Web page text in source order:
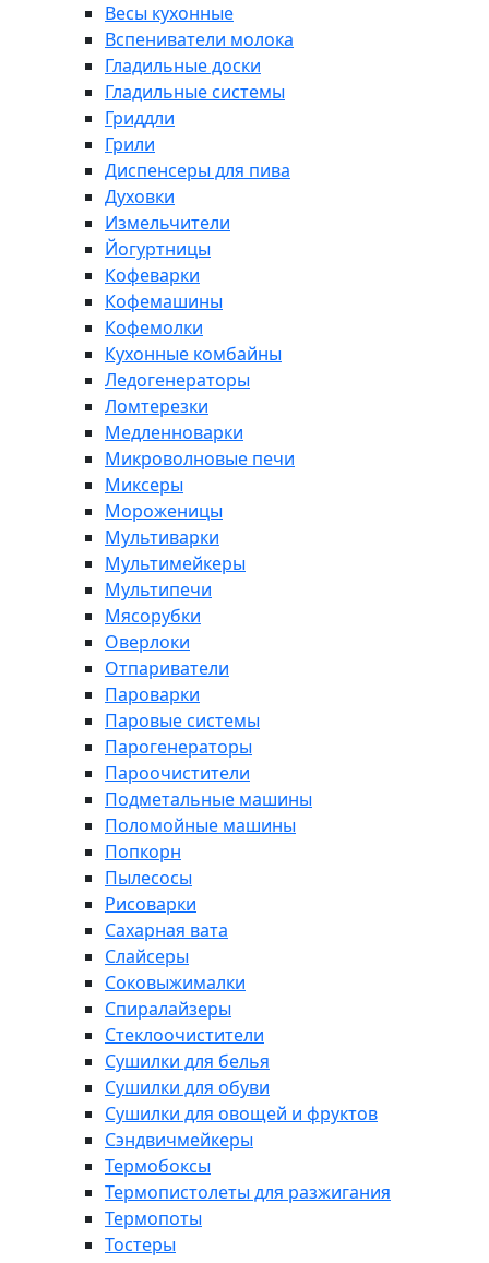
Весы кухонные
Вспениватели молока
Гладильные доски
Гладильные системы
Гриддли
Грили
Диспенсеры для пива
Духовки
Измельчители
Йогуртницы
Кофеварки
Кофемашины
Кофемолки
Кухонные комбайны
Ледогенераторы
Ломтерезки
Медленноварки
Микроволновые печи
Миксеры
Мороженицы
Мультиварки
Мультимейкеры
Мультипечи
Мясорубки
Оверлоки
Отпариватели
Пароварки
Паровые системы
Парогенераторы
Пароочистители
Подметальные машины
Поломойные машины
Попкорн
Пылесосы
Рисоварки
Сахарная вата
Слайсеры
Соковыжималки
Спиралайзеры
Стеклоочистители
Сушилки для белья
Сушилки для обуви
Сушилки для овощей и фруктов
Сэндвичмейкеры
Термобоксы
Термопистолеты для разжигания
Термопоты
Тостеры